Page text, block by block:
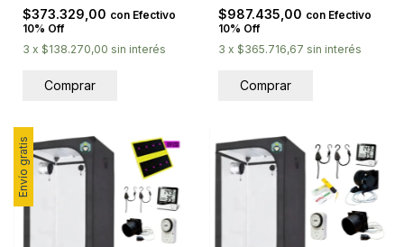
$373.329,00 con Efectivo
10% Off
3 x $138.270,00 sin interés
$987.435,00 con Efectivo
10% Off
3 x $365.716,67 sin interés
Envío gratis